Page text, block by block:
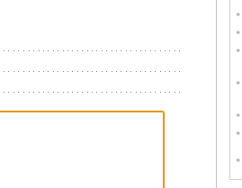
。
。
。
。
。
。
。